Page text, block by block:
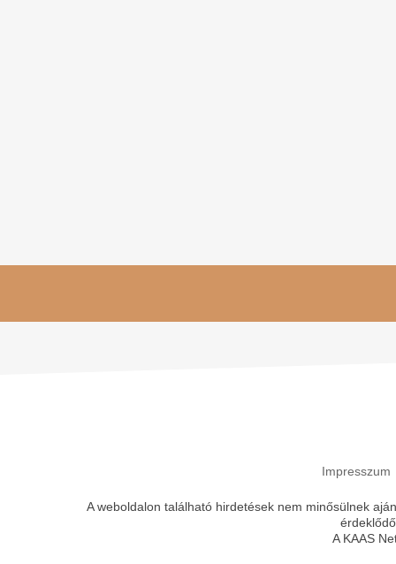
Impresszum
A weboldalon található hirdetések nem minősülnek
A KAAS